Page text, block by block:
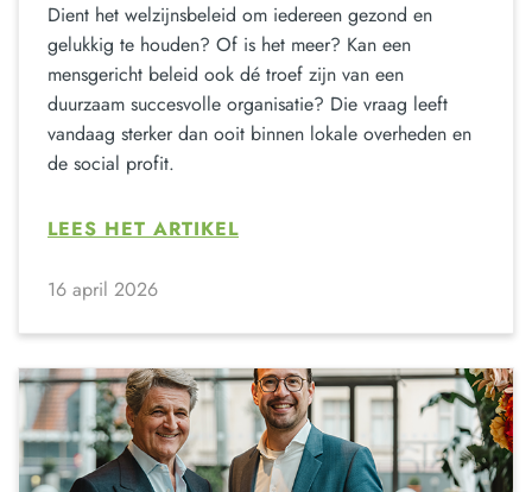
Dient het welzijnsbeleid om iedereen gezond en
gelukkig te houden? Of is het meer? Kan een
mensgericht beleid ook dé troef zijn van een
duurzaam succesvolle organisatie? Die vraag leeft
vandaag sterker dan ooit binnen lokale overheden en
de social profit.
LEES HET ARTIKEL
16 april 2026